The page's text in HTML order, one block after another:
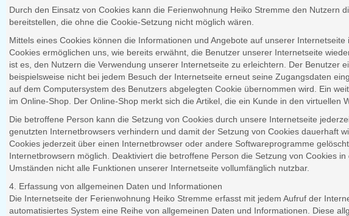
Durch den Einsatz von Cookies kann die Ferienwohnung Heiko Stremme den Nutzern
bereitstellen, die ohne die Cookie-Setzung nicht möglich wären.
Mittels eines Cookies können die Informationen und Angebote auf unserer Internetseite
Cookies ermöglichen uns, wie bereits erwähnt, die Benutzer unserer Internetseite
ist es, den Nutzern die Verwendung unserer Internetseite zu erleichtern. Der Benutzer
beispielsweise nicht bei jedem Besuch der Internetseite erneut seine Zugangsdaten
auf dem Computersystem des Benutzers abgelegten Cookie übernommen wird. Ein
im Online-Shop. Der Online-Shop merkt sich die Artikel, die ein Kunde in den virtuellen
Die betroffene Person kann die Setzung von Cookies durch unsere Internetseite
genutzten Internetbrowsers verhindern und damit der Setzung von Cookies dauerhaft
Cookies jederzeit über einen Internetbrowser oder andere Softwareprogramme
Internetbrowsern möglich. Deaktiviert die betroffene Person die Setzung von Cookies
Umständen nicht alle Funktionen unserer Internetseite vollumfänglich nutzbar.
4. Erfassung von allgemeinen Daten und Informationen
Die Internetseite der Ferienwohnung Heiko Stremme erfasst mit jedem Aufruf der
automatisiertes System eine Reihe von allgemeinen Daten und Informationen. Diese